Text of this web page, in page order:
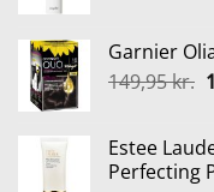
Garnier
149,95kr.
Estee
Perfecting